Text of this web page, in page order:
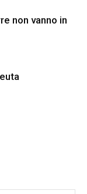
non vanno in